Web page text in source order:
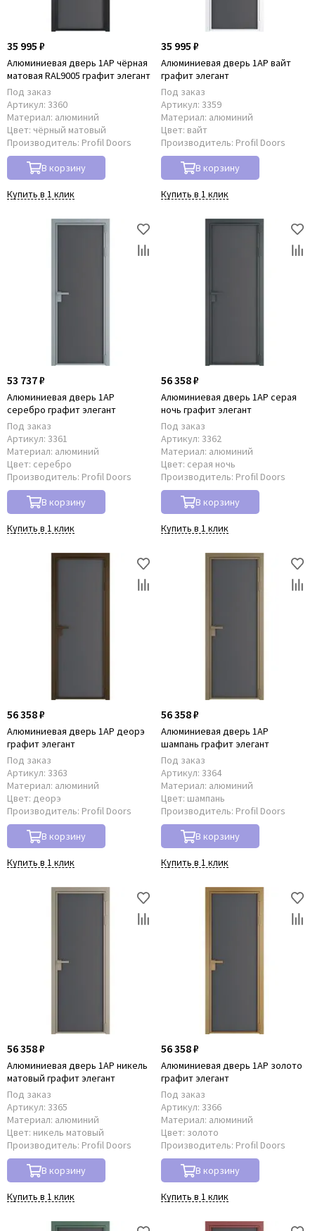
35 995 ₽
Алюминиевая дверь 1AP чёрная
матовая RAL9005 графит элегант
Под заказ
Артикул: 3360
Материал: алюминий
Цвет: чёрный матовый
Производитель: Profil Doors
В корзину
Купить в 1 клик
35 995 ₽
Алюминиевая дверь 1AP вайт
графит элегант
Под заказ
Артикул: 3359
Материал: алюминий
Цвет: вайт
Производитель: Profil Doors
В корзину
Купить в 1 клик
53 737 ₽
Алюминиевая дверь 1AP
серебро графит элегант
Под заказ
Артикул: 3361
Материал: алюминий
Цвет: серебро
Производитель: Profil Doors
В корзину
Купить в 1 клик
56 358 ₽
Алюминиевая дверь 1AP серая
ночь графит элегант
Под заказ
Артикул: 3362
Материал: алюминий
Цвет: серая ночь
Производитель: Profil Doors
В корзину
Купить в 1 клик
56 358 ₽
Алюминиевая дверь 1AP деорэ
графит элегант
Под заказ
Артикул: 3363
Материал: алюминий
Цвет: деорэ
Производитель: Profil Doors
В корзину
Купить в 1 клик
56 358 ₽
Алюминиевая дверь 1AP
шампань графит элегант
Под заказ
Артикул: 3364
Материал: алюминий
Цвет: шампань
Производитель: Profil Doors
В корзину
Купить в 1 клик
56 358 ₽
Алюминиевая дверь 1AP никель
матовый графит элегант
Под заказ
Артикул: 3365
Материал: алюминий
Цвет: никель матовый
Производитель: Profil Doors
В корзину
Купить в 1 клик
56 358 ₽
Алюминиевая дверь 1AP золото
графит элегант
Под заказ
Артикул: 3366
Материал: алюминий
Цвет: золото
Производитель: Profil Doors
В корзину
Купить в 1 клик